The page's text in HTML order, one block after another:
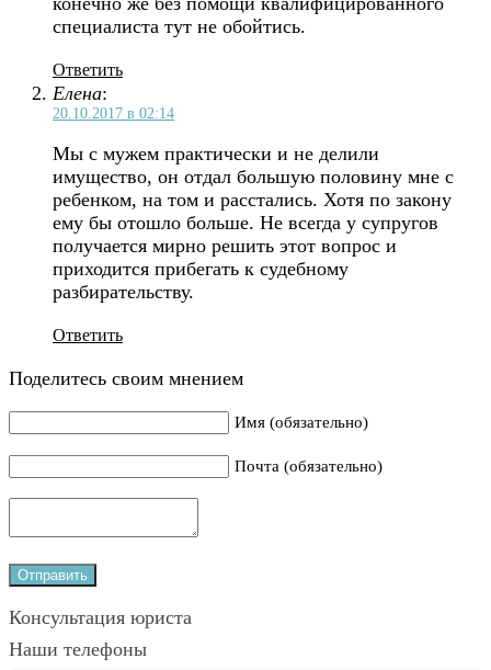
специалиста тут не обойтись.
Ответить
Елена:
20.10.2017 в 02:14
Мы с мужем практически и не делили
имущество, он отдал большую половину мне с
ребенком, на том и расстались. Хотя по закону
ему бы отошло больше. Не всегда у супругов
получается мирно решить этот вопрос и
приходится прибегать к судебному
разбирательству.
Ответить
Поделитесь своим мнением
Имя (обязательно)
Почта (обязательно)
Консультация юриста
Наши телефоны